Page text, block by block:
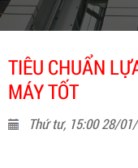
TIÊU CHUẨN
MÁY TỐT
Thứ tư, 15:00 28/